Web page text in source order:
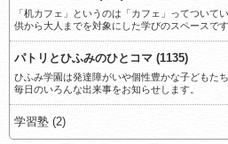
「机カフェ」というのは「カフェ」ってついて
供から大人までを対象にした学びのスペースです
パトリとひふみのひとコマ (1135)
ひふみ学園は発達障がいや個性豊かな子どもた
毎日のいろんな出来事をお知らせします。
学習塾 (2)